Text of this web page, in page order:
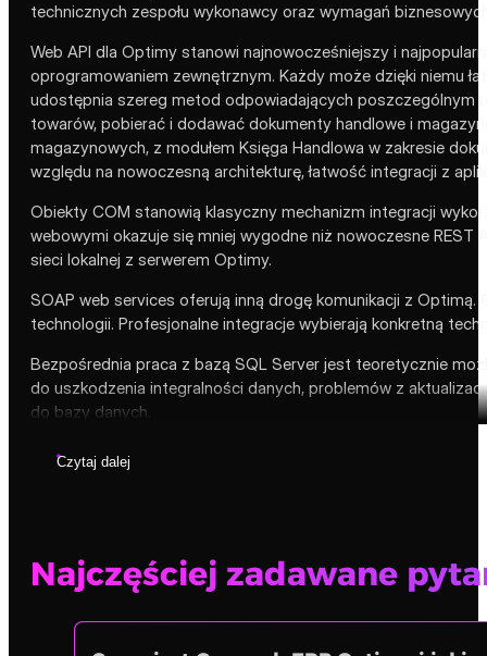
technicznych zespołu wykonawcy oraz wymagań
Web API dla Optimy stanowi najnowocześniejszy i
oprogramowaniem zewnętrznym. Każdy może dzięki niemu
udostępnia szereg metod odpowiadających poszczególnym
towarów, pobierać i dodawać dokumenty handlowe i
magazynowych, z modułem Księga Handlowa w zakresie
względu na nowoczesną architekturę, łatwość integracji z
Obiekty COM stanowią klasyczny mechanizm integracji
webowymi okazuje się mniej wygodne niż nowoczesne
sieci lokalnej z serwerem Optimy.
SOAP web services oferują inną drogę komunikacji z
technologii. Profesjonalne integracje wybierają konkretną
Bezpośrednia praca z bazą SQL Server jest teoretycznie
do uszkodzenia integralności danych, problemów z
do bazy danych.
Czytaj dalej
Najczęściej zadawane